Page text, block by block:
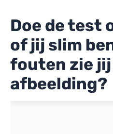
Doe de test
of jij slim
fouten zie jij
afbeelding?